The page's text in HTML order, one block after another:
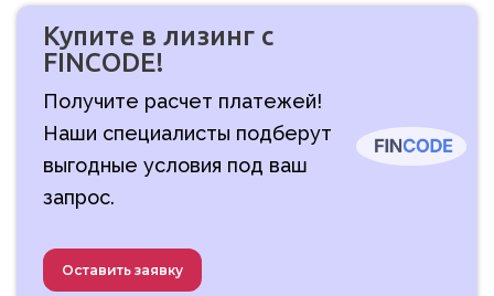
Купите в лизинг с
FINCODE!
Получите расчет платежей!
Наши специалисты подберут
выгодные условия под ваш
запрос.
Оставить заявку